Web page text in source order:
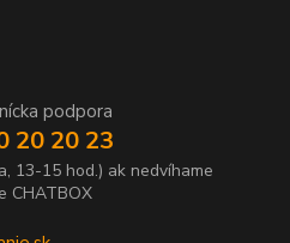
podpora
20 20 23
13-15 hod.) ak nedvíhame
CHATBOX